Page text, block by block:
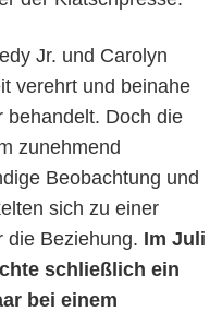
Jr. und Carolyn
verehrt und beinahe
behandelt. Doch die
zunehmend
Beobachtung und
sich zu einer
die Beziehung. Im Juli
schließlich ein
bei einem